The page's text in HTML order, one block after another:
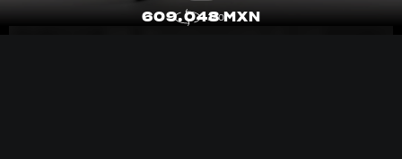
609.048 MXN